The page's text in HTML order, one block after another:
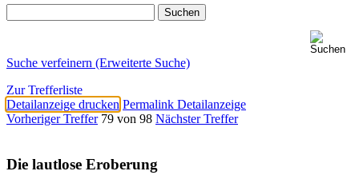
Suche verfeinern (Erweiterte Suche)
Zur Trefferliste
Detailanzeige drucken Permalink Detailanzeige
Vorheriger Treffer 79 von 98 Nächster Treffer
Die lautlose Eroberung